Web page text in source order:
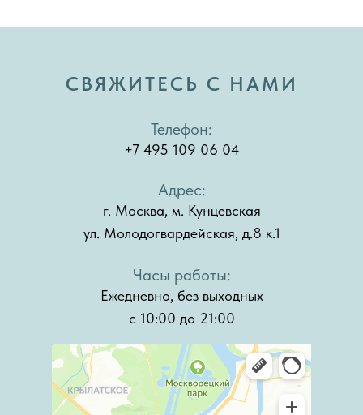
СВЯЖИТЕСЬ С НАМИ
+7 495 109 06 04
Телефон:
г. Москва, м. Кунцевская
ул. Молодогвардейская, д.8 к.1
Адрес:
Ежедневно, без выходных
с 10:00 до 21:00
Часы работы: